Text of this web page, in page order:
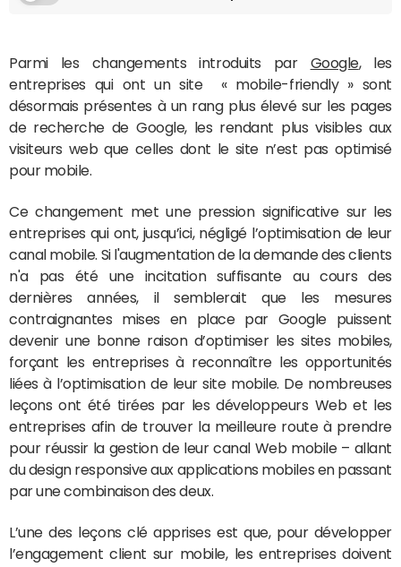
Parmi les changements introduits par Google, les
entreprises qui ont un site « mobile-friendly » sont
désormais présentes à un rang plus élevé sur les pages
de recherche de Google, les rendant plus visibles aux
visiteurs web que celles dont le site n’est pas optimisé
pour mobile.
Ce changement met une pression significative sur les
entreprises qui ont, jusqu’ici, négligé l’optimisation de leur
canal mobile. Si l'augmentation de la demande des clients
n'a pas été une incitation suffisante au cours des
dernières années, il semblerait que les mesures
contraignantes mises en place par Google puissent
devenir une bonne raison d’optimiser les sites mobiles,
forçant les entreprises à reconnaître les opportunités
liées à l’optimisation de leur site mobile. De nombreuses
leçons ont été tirées par les développeurs Web et les
entreprises afin de trouver la meilleure route à prendre
pour réussir la gestion de leur canal Web mobile – allant
du design responsive aux applications mobiles en passant
par une combinaison des deux.
L’une des leçons clé apprises est que, pour développer
l’engagement client sur mobile, les entreprises doivent